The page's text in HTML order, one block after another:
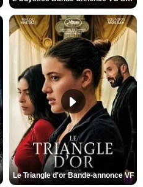
Le Triangle d'or Bande-annonce VF